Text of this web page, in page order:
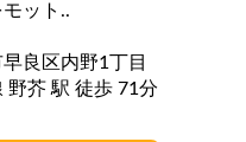
ット..
良区内野1丁目
福岡市七隈線 野芥 駅 徒歩 71分